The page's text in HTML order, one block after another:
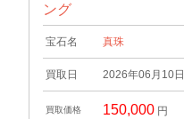
ング
宝石名 真珠
買取日 2026年06月10日
買取価格 150,000 円